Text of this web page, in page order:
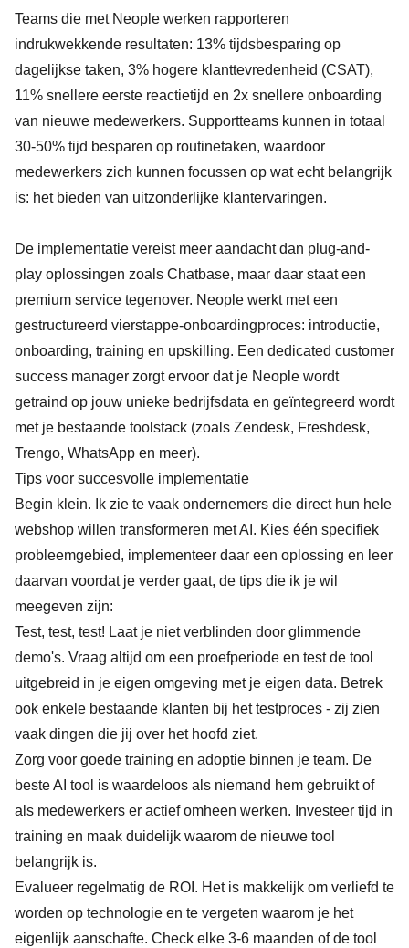
Teams die met Neople werken rapporteren
indrukwekkende resultaten: 13% tijdsbesparing op
dagelijkse taken, 3% hogere klanttevredenheid (CSAT),
11% snellere eerste reactietijd en 2x snellere onboarding
van nieuwe medewerkers. Supportteams kunnen in totaal
30-50% tijd besparen op routinetaken, waardoor
medewerkers zich kunnen focussen op wat echt belangrijk
is: het bieden van uitzonderlijke klantervaringen.
De implementatie vereist meer aandacht dan plug-and-
play oplossingen zoals Chatbase, maar daar staat een
premium service tegenover. Neople werkt met een
gestructureerd vierstappe-onboardingproces: introductie,
onboarding, training en upskilling. Een dedicated customer
success manager zorgt ervoor dat je Neople wordt
getraind op jouw unieke bedrijfsdata en geïntegreerd wordt
met je bestaande toolstack (zoals Zendesk, Freshdesk,
Trengo, WhatsApp en meer).
Tips voor succesvolle implementatie
Begin klein. Ik zie te vaak ondernemers die direct hun hele
webshop willen transformeren met AI. Kies één specifiek
probleemgebied, implementeer daar een oplossing en leer
daarvan voordat je verder gaat, de tips die ik je wil
meegeven zijn:
Test, test, test! Laat je niet verblinden door glimmende
demo's. Vraag altijd om een proefperiode en test de tool
uitgebreid in je eigen omgeving met je eigen data. Betrek
ook enkele bestaande klanten bij het testproces - zij zien
vaak dingen die jij over het hoofd ziet.
Zorg voor goede training en adoptie binnen je team. De
beste AI tool is waardeloos als niemand hem gebruikt of
als medewerkers er actief omheen werken. Investeer tijd in
training en maak duidelijk waarom de nieuwe tool
belangrijk is.
Evalueer regelmatig de ROI. Het is makkelijk om verliefd te
worden op technologie en te vergeten waarom je het
eigenlijk aanschafte. Check elke 3-6 maanden of de tool